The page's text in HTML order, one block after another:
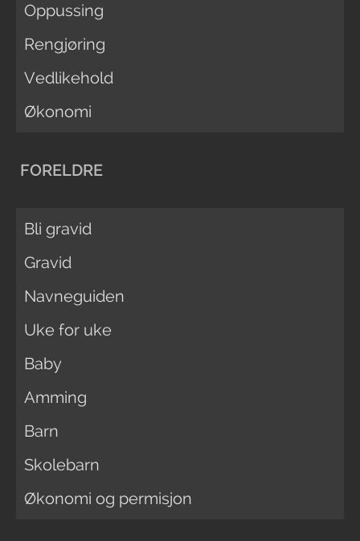
Oppussing
Rengjøring
Vedlikehold
Økonomi
FORELDRE
Bli gravid
Gravid
Navneguiden
Uke for uke
Baby
Amming
Barn
Skolebarn
Økonomi og permisjon